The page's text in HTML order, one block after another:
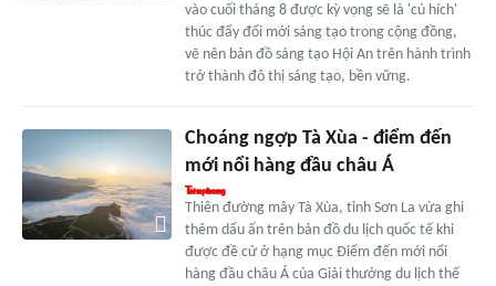
vào cuối tháng 8 được kỳ vọng sẽ là 'cú hích'
thúc đẩy đổi mới sáng tạo trong cộng đồng,
vẽ nên bản đồ sáng tạo Hội An trên hành trình
trở thành đô thị sáng tạo, bền vững.
Choáng ngợp Tà Xùa - điểm đến
mới nổi hàng đầu châu Á
Thiên đường mây Tà Xùa, tỉnh Sơn La vừa ghi
thêm dấu ấn trên bản đồ du lịch quốc tế khi
được đề cử ở hạng mục Điểm đến mới nổi
hàng đầu châu Á của Giải thưởng du lịch thế